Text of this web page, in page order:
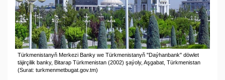
Türkmenistanyň Merkezi Banky we Türkmenistanyň "Daýhanbank" döwlet
täjirçilik banky, Bitarap Türkmenistan (2002) şaýoly, Aşgabat, Türkmenistan
(Surat: turkmenmetbugat.gov.tm)